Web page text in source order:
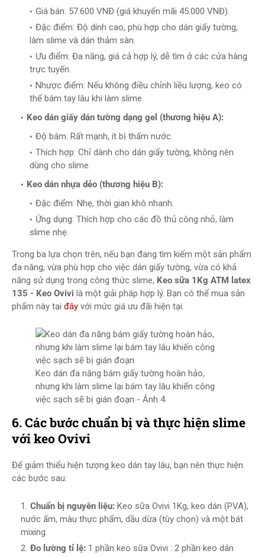
Giá bán: 57.600 VNĐ (giá khuyến mãi 45.000 VNĐ).
Đặc điểm: Độ dính cao, phù hợp cho dán giấy tường,
làm slime và dán thảm sàn.
Ưu điểm: Đa năng, giá cả hợp lý, dễ tìm ở các cửa hàng
trực tuyến.
Nhược điểm: Nếu không điều chỉnh liều lượng, keo có
thể bám tay lâu khi làm slime.
Keo dán giấy dán tường dạng gel (thương hiệu A):
Độ bám: Rất mạnh, ít bị thấm nước.
Thích hợp: Chỉ dành cho dán giấy tường, không nên
dùng cho slime.
Keo dán nhựa dẻo (thương hiệu B):
Đặc điểm: Nhẹ, thời gian khô nhanh.
Ứng dụng: Thích hợp cho các đồ thủ công nhỏ, làm
slime nhẹ.
Trong ba lựa chọn trên, nếu bạn đang tìm kiếm một sản phẩm
đa năng, vừa phù hợp cho việc dán giấy tường, vừa có khả
năng sử dụng trong công thức slime, Keo sữa 1Kg ATM latex
135 - Keo Ovivi là một giải pháp hợp lý. Bạn có thể mua sản
phẩm này tại đây với mức giá ưu đãi hiện tại.
Keo dán đa năng bám giấy tường hoàn hảo,
nhưng khi làm slime lại bám tay lâu khiến công
việc sạch sẽ bị gián đoạn - Ảnh 4
6. Các bước chuẩn bị và thực hiện slime
với keo Ovivi
Để giảm thiểu hiện tượng keo dán tay lâu, bạn nên thực hiện
các bước sau:
Chuẩn bị nguyên liệu: Keo sữa Ovivi 1Kg, keo dán (PVA),
nước ấm, màu thực phẩm, dầu dừa (tùy chọn) và một bát
mixing.
Đo lường tỉ lệ: 1 phần keo sữa Ovivi : 2 phần keo dán